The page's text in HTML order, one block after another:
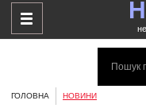
ГОЛОВНА НОВИНИ